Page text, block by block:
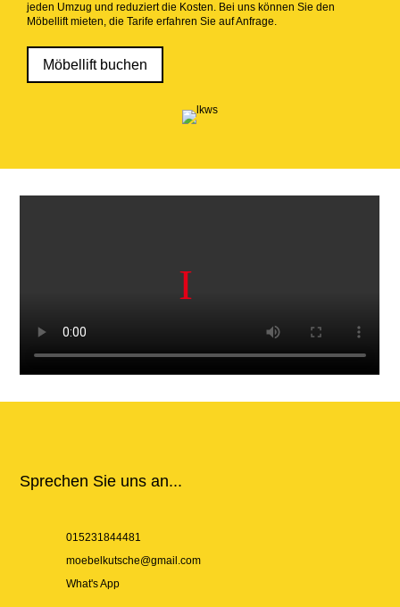
jeden Umzug und reduziert die Kosten. Bei uns können Sie den
Möbellift mieten, die Tarife erfahren Sie auf Anfrage.
Möbellift buchen
Sprechen Sie uns an...
015231844481
moebelkutsche@gmail.com
What's App